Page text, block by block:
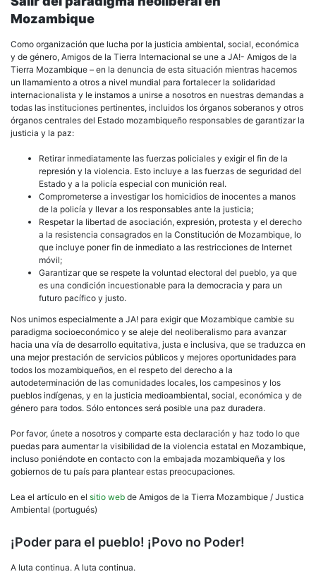
Mozambique
Como organización que lucha por la justicia ambiental, social, económica
y de género, Amigos de la Tierra Internacional se une a JA!- Amigos de la
Tierra Mozambique – en la denuncia de esta situación mientras hacemos
un llamamiento a otros a nivel mundial para fortalecer la solidaridad
internacionalista y le instamos a unirse a nosotros en nuestras demandas a
todas las instituciones pertinentes, incluidos los órganos soberanos y otros
órganos centrales del Estado mozambiqueño responsables de garantizar la
justicia y la paz:
Retirar inmediatamente las fuerzas policiales y exigir el fin de la
represión y la violencia. Esto incluye a las fuerzas de seguridad del
Estado y a la policía especial con munición real.
Comprometerse a investigar los homicidios de inocentes a manos
de la policía y llevar a los responsables ante la justicia;
Respetar la libertad de asociación, expresión, protesta y el derecho
a la resistencia consagrados en la Constitución de Mozambique, lo
que incluye poner fin de inmediato a las restricciones de Internet
móvil;
Garantizar que se respete la voluntad electoral del pueblo, ya que
es una condición incuestionable para la democracia y para un
futuro pacífico y justo.
Nos unimos especialmente a JA! para exigir que Mozambique cambie su
paradigma socioeconómico y se aleje del neoliberalismo para avanzar
hacia una vía de desarrollo equitativa, justa e inclusiva, que se traduzca en
una mejor prestación de servicios públicos y mejores oportunidades para
todos los mozambiqueños, en el respeto del derecho a la
autodeterminación de las comunidades locales, los campesinos y los
pueblos indígenas, y en la justicia medioambiental, social, económica y de
género para todos. Sólo entonces será posible una paz duradera.
Por favor, únete a nosotros y comparte esta declaración y haz todo lo que
puedas para aumentar la visibilidad de la violencia estatal en Mozambique,
incluso poniéndote en contacto con la embajada mozambiqueña y los
gobiernos de tu país para plantear estas preocupaciones.
Lea el artículo en el sitio web de Amigos de la Tierra Mozambique / Justica
Ambiental (portugués)
¡Poder para el pueblo! ¡Povo no Poder!
A luta continua. A luta continua.